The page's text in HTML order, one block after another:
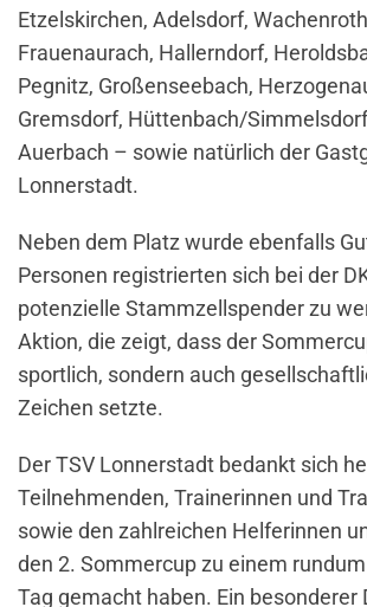
Etzelskirchen, Adelsdorf,
Frauenaurach, Hallerndorf,
Pegnitz, Großenseebach,
Gremsdorf, Hüttenbach/
Auerbach – sowie natürlich der
Lonnerstadt.
Neben dem Platz wurde ebenfalls
Personen registrierten sich bei der
potenzielle Stammzellspender zu
Aktion, die zeigt, dass der
sportlich, sondern auch
Zeichen setzte.
Der TSV Lonnerstadt bedankt sich
Teilnehmenden, Trainerinnen und
sowie den zahlreichen Helferinnen
den 2. Sommercup zu einem
Tag gemacht haben. Ein besonderer